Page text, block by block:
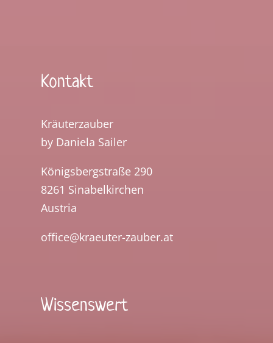
Kontakt
Kräuterzauber
by Daniela Sailer
Königsbergstraße 290
8261 Sinabelkirchen
Austria
office@kraeuter-zauber.at
Wissenswert